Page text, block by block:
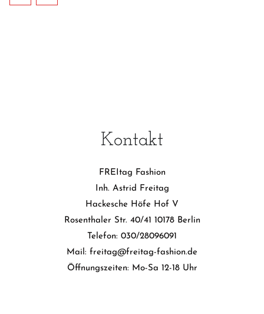
Kontakt
FREItag Fashion
Inh. Astrid Freitag
Hackesche Höfe Hof V
Rosenthaler Str. 40/41 10178 Berlin
Telefon: 030/28096091
Mail: freitag@freitag-fashion.de
Öffnungszeiten: Mo-Sa 12-18 Uhr